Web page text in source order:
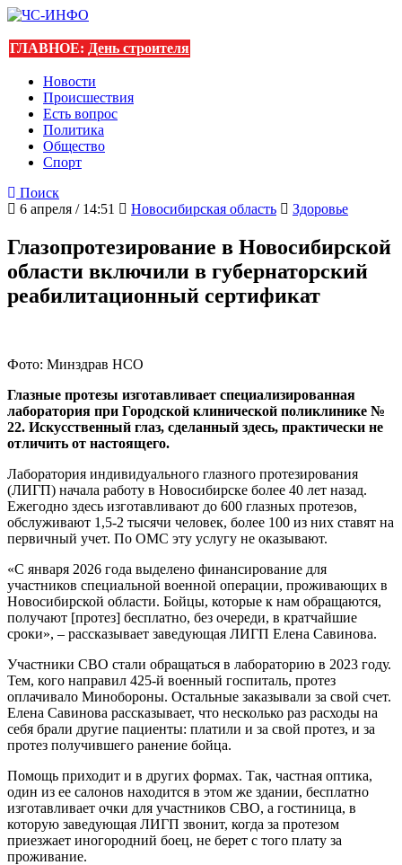
ГЛАВНОЕ: День строителя
Новости
Происшествия
Есть вопрос
Политика
Общество
Спорт
Поиск
6 апреля / 14:51
Новосибирская область Здоровье
Глазопротезирование в Новосибирской
области включили в губернаторский
реабилитационный сертификат
Фото: Минздрав НСО
Глазные протезы изготавливает специализированная
лаборатория при Городской клинической поликлинике №
22. Искусственный глаз, сделанный здесь, практически не
отличить от настоящего.
Лаборатория индивидуального глазного протезирования
(ЛИГП) начала работу в Новосибирске более 40 лет назад.
Ежегодно здесь изготавливают до 600 глазных протезов,
обслуживают 1,5-2 тысячи человек, более 100 из них ставят на
первичный учет. По ОМС эту услугу не оказывают.
«С января 2026 года выделено финансирование для
участников специальной военной операции, проживающих в
Новосибирской области. Бойцы, которые к нам обращаются,
получают [протез] бесплатно, без очереди, в кратчайшие
сроки», – рассказывает заведующая ЛИГП Елена Савинова.
Участники СВО стали обращаться в лабораторию в 2023 году.
Тем, кого направил 425-й военный госпиталь, протез
оплачивало Минобороны. Остальные заказывали за свой счет.
Елена Савинова рассказывает, что несколько раз расходы на
себя брали другие пациенты: платили и за свой протез, и за
протез получившего ранение бойца.
Помощь приходит и в других формах. Так, частная оптика,
один из ее салонов находится в этом же здании, бесплатно
изготавливает очки для участников СВО, а гостиница, в
которую заведующая ЛИГП звонит, когда за протезом
приезжает иногородний боец, не берет с того плату за
проживание.